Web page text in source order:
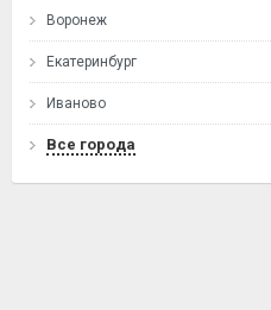
Воронеж
Екатеринбург
Иваново
Все города